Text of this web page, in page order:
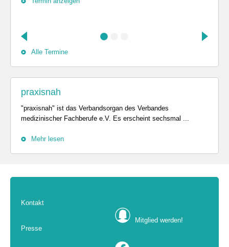
Alle Termine
praxisnah
"praxisnah" ist das Verbandsorgan des Verbandes
medizinischer Fachberufe e.V. Es erscheint sechsmal ...
Mehr lesen
Kontakt
Presse
Mitglied werden!